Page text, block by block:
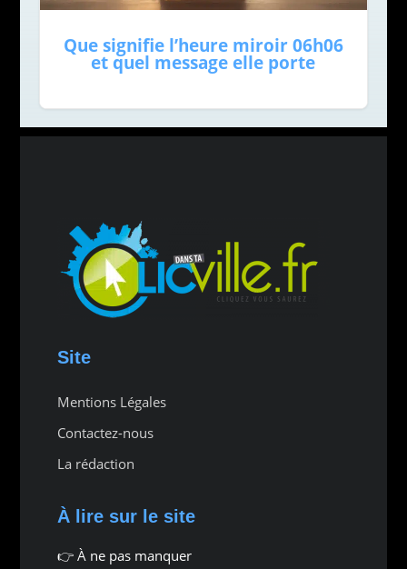
Que signifie l’heure miroir 06h06
et quel message elle porte
Site
Mentions Légales
Contactez-nous
La rédaction
À lire sur le site
👉 À ne pas manquer